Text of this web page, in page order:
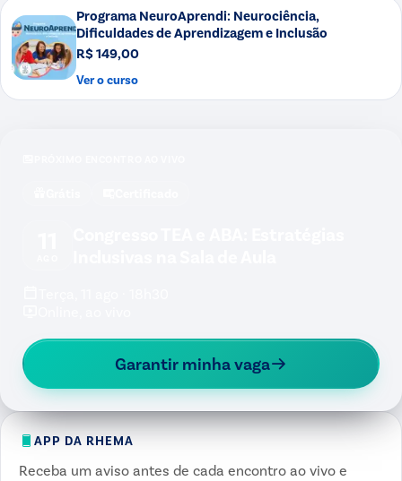
Programa NeuroAprendi: Neurociência,
Dificuldades de Aprendizagem e Inclusão
R$ 149,00
Ver o curso
Garantir minha vaga
APP DA RHEMA
Receba um aviso antes de cada encontro ao vivo e